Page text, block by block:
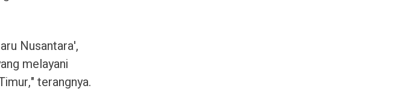
Nusantara',
melayani
terangnya.